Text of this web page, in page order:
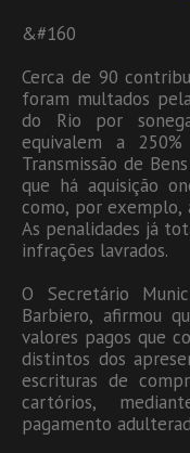
&#160
Cerca de 90
foram multados
do Rio por
equivalem a
Transmissão de
que há aquisição
como, por exemplo,
As penalidades já
infrações lavrados.
O Secretário
Barbiero, afirmou
valores pagos que
distintos dos
escrituras de
cartórios,
pagamento